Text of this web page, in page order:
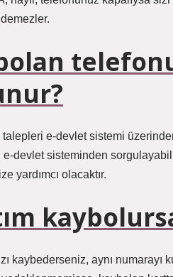
talepleri e-devlet sistemi
devlet sisteminden
yardımcı olacaktır.
kaybederseniz, aynı